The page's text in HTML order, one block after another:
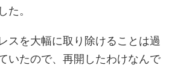
た。
スを大幅に取り除けることは過
いたので、再開したわけなんで